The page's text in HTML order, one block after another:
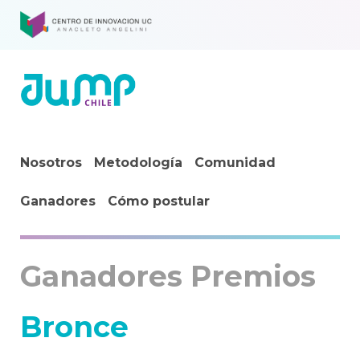
Nosotros Metodología Comunidad
Ganadores Cómo postular
Ganadores Premios
Bronce